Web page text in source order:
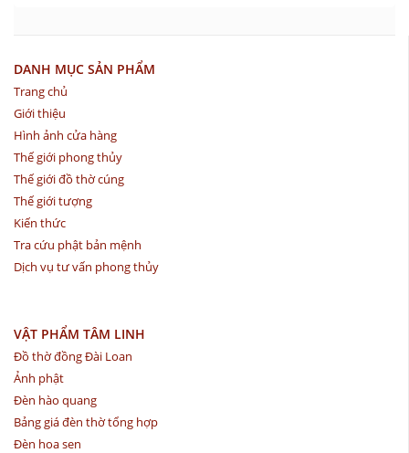
DANH MỤC SẢN PHẨM
Trang chủ
Giới thiệu
Hình ảnh cửa hàng
Thế giới phong thủy
Thế giới đồ thờ cúng
Thế giới tượng
Kiến thức
Tra cứu phật bản mệnh
Dịch vụ tư vấn phong thủy
VẬT PHẨM TÂM LINH
Đồ thờ đồng Đài Loan
Ảnh phật
Đèn hào quang
Bảng giá đèn thờ tổng hợp
Đèn hoa sen